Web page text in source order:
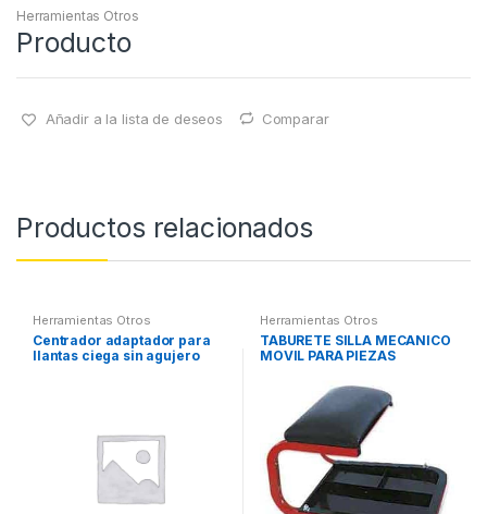
Herramientas Otros
Producto
Añadir a la lista de deseos Comparar
Productos relacionados
Herramientas Otros
Centrador adaptador para
llantas ciega sin agujero
Herramientas Otros
TABURETE SILLA MECANICO
MOVIL PARA PIEZAS